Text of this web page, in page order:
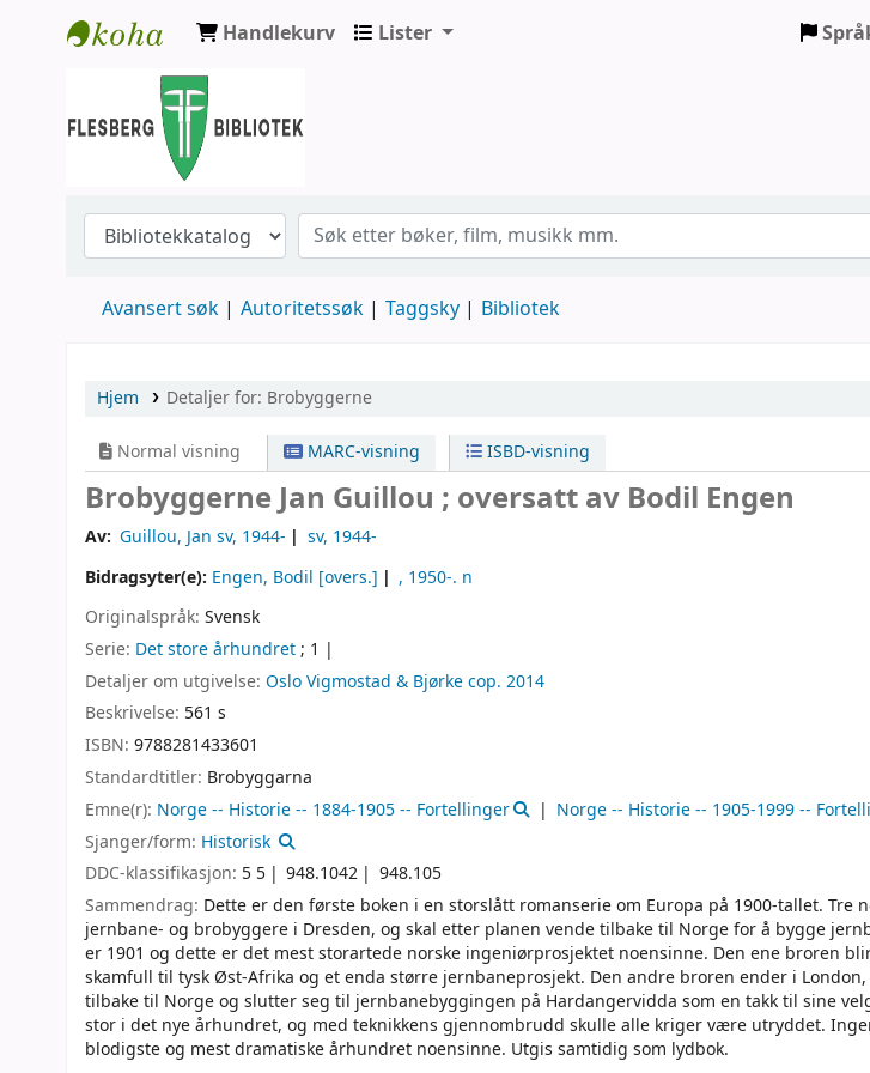
Flesberg bibliotek
Handlekurv Lister
Avansert søk Autoritetssøk Taggsky Bibliotek
Hjem Detaljer for: Brobyggerne
Normal visning MARC-visning ISBD-visning
Brobyggerne Jan Guillou ; oversatt av Bodil Engen
Av: Guillou, Jan sv, 1944- sv, 1944-
Bidragsyter(e): Engen, Bodil [overs.] , 1950-. n
Originalspråk: Svensk
Serie: Det store århundret; 1 |
Detaljer om utgivelse: OsloVigmostad & Bjørkecop. 2014
Beskrivelse: 561 s
ISBN: 9788281433601
Standardtitler: Brobyggarna
Emne(r): Norge -- Historie -- 1884-1905 -- Fortellinger
Norge -- Historie -- 1905-1999 --
Sjanger/form: Historisk
DDC-klassifikasjon: 5 5 948.1042
948.105
Sammendrag: Dette er den første boken i en storslått romanserie om Europa på 1900-tallet. Tre
jernbane- og brobyggere i Dresden, og skal etter planen vende tilbake til Norge for å bygge
er 1901 og dette er det mest storartede norske ingeniørprosjektet noensinne. Den ene broren
skamfull til tysk Øst-Afrika og et enda større jernbaneprosjekt. Den andre broren ender i
tilbake til Norge og slutter seg til jernbanebyggingen på Hardangervidda som en takk til sine
stor i det nye århundret, og med teknikkens gjennombrudd skulle alle kriger være utryddet.
blodigste og mest dramatiske århundret noensinne. Utgis samtidig som lydbok.